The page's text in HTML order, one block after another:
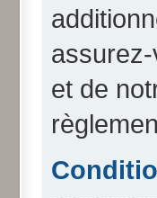
assurez-
et de